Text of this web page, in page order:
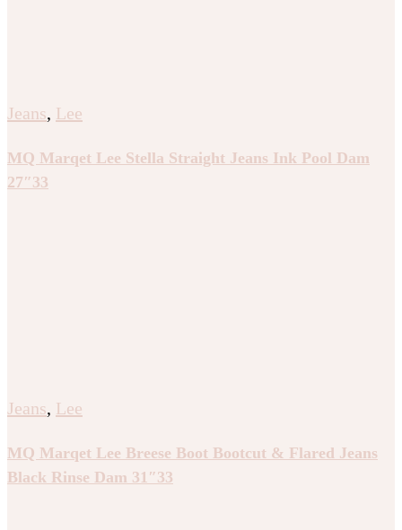
Jeans, Lee
MQ Marqet Lee Stella Straight Jeans Ink Pool Dam
27″33
Jeans, Lee
MQ Marqet Lee Breese Boot Bootcut & Flared Jeans
Black Rinse Dam 31″33